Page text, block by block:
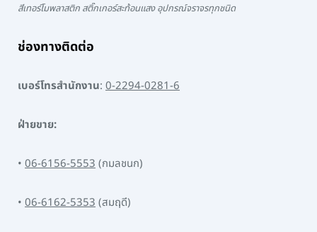
สีเทอร์โมพลาสติก สติ๊กเกอร์สะท้อนแสง อุปกรณ์จราจรทุกชนิด
ช่องทางติดต่อ
เบอร์โทรสำนักงาน: 0-2294-0281-6
ฝ่ายขาย:
• 06-6156-5553(กมลชนก)
• 06-6162-5353(สมฤดี)